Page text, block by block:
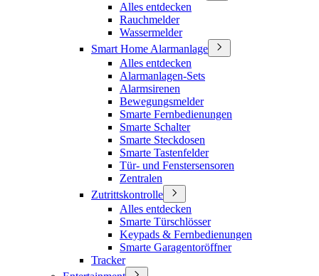
Alles entdecken
Rauchmelder
Wassermelder
Smart Home Alarmanlage
Alles entdecken
Alarmanlagen-Sets
Alarmsirenen
Bewegungsmelder
Smarte Fernbedienungen
Smarte Schalter
Smarte Steckdosen
Smarte Tastenfelder
Tür- und Fenstersensoren
Zentralen
Zutrittskontrolle
Alles entdecken
Smarte Türschlösser
Keypads & Fernbedienungen
Smarte Garagentoröffner
Tracker